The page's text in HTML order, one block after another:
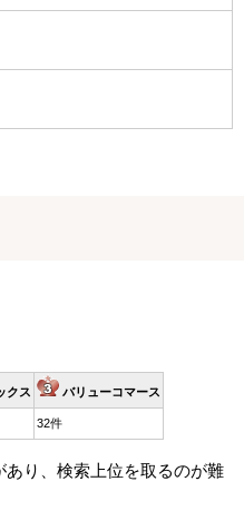
クス バリューコマース
32件
り、検索上位を取るのが難